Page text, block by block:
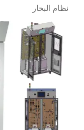
نظام البخار